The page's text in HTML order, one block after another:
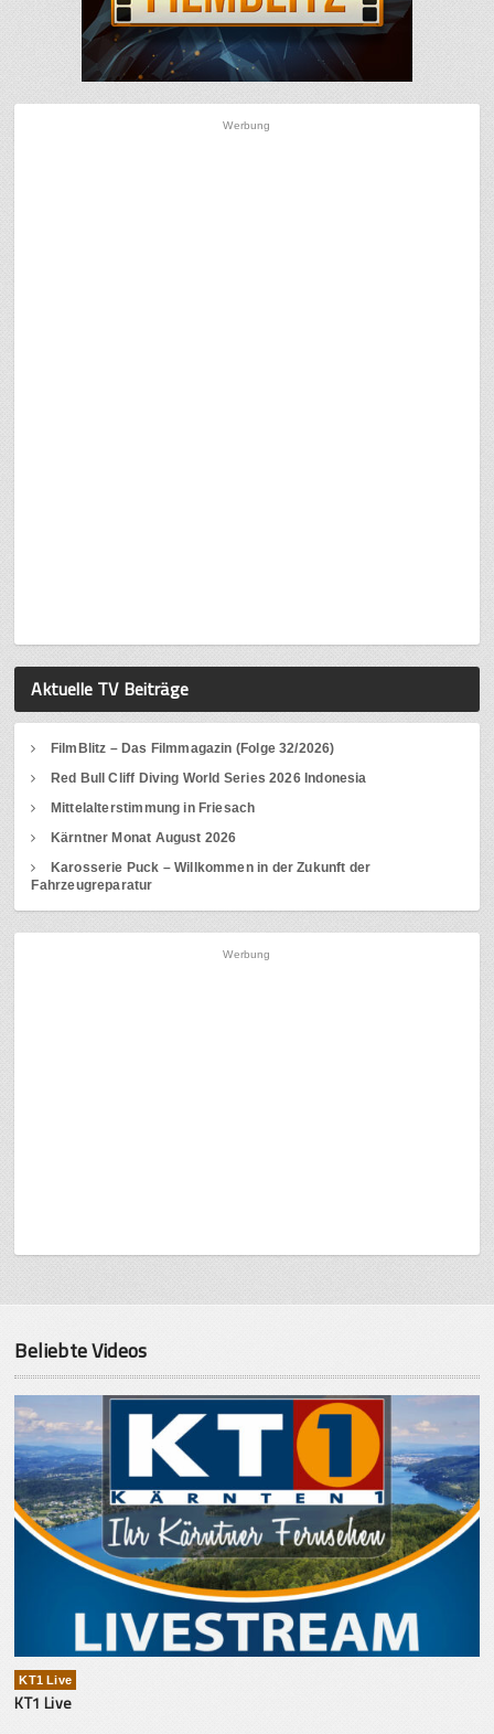
Werbung
Aktuelle TV Beiträge
FilmBlitz – Das Filmmagazin (Folge 32/2026)
Red Bull Cliff Diving World Series 2026 Indonesia
Mittelalterstimmung in Friesach
Kärntner Monat August 2026
Karosserie Puck – Willkommen in der Zukunft der
Fahrzeugreparatur
Werbung
Beliebte Videos
KT1 Live
KT1 Live